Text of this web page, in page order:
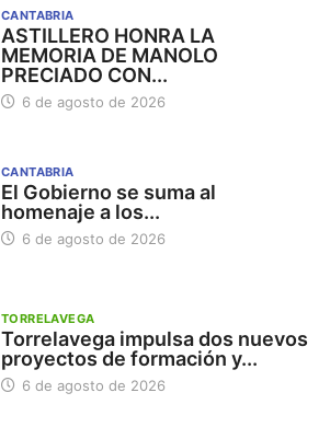
CANTABRIA
ASTILLERO HONRA LA
MEMORIA DE MANOLO
PRECIADO CON...
6 de agosto de 2026
CANTABRIA
El Gobierno se suma al
homenaje a los...
6 de agosto de 2026
TORRELAVEGA
Torrelavega impulsa dos nuevos
proyectos de formación y...
6 de agosto de 2026